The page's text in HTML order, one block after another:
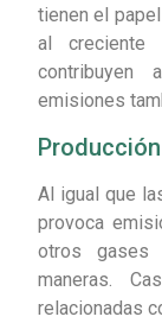
tienen el
al creciente
contribuyen
emisiones
Al igual que
provoca
otros gases
maneras.
relacionadas